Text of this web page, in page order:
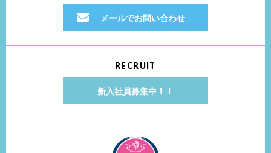
メールでお問い合わせ
RECRUIT
新入社員募集中！！